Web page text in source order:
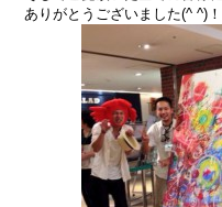
ありがとうございました(^ ^)！